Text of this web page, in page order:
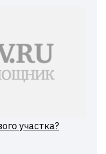
участка?